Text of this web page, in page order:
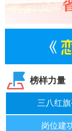
榜样力量
三八红
岗位建